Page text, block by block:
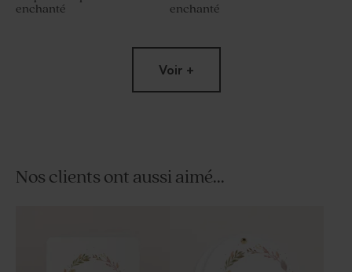
enchanté
enchanté
Voir +
Nos clients ont aussi aimé...